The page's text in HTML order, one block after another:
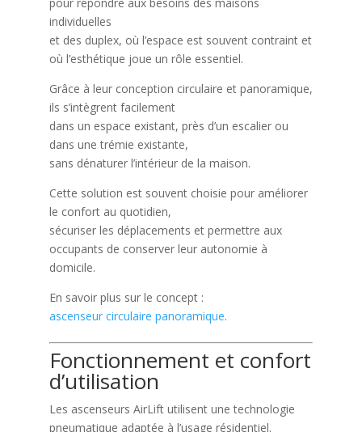
individuelles
et des duplex, où l’espace est souvent contraint et
où l’esthétique joue un rôle essentiel.
Grâce à leur conception circulaire et panoramique,
ils s’intègrent facilement
dans un espace existant, près d’un escalier ou
dans une trémie existante,
sans dénaturer l’intérieur de la maison.
Cette solution est souvent choisie pour améliorer
le confort au quotidien,
sécuriser les déplacements et permettre aux
occupants de conserver leur autonomie à
domicile.
En savoir plus sur le concept :
ascenseur circulaire panoramique.
Fonctionnement et confort
d’utilisation
Les ascenseurs AirLift utilisent une technologie
pneumatique adaptée à l’usage résidentiel.